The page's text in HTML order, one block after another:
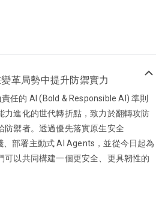
革局勢中提升防禦實力
任的 AI (Bold & Responsible AI) 準則
力進化的世代轉折點，致力於翻轉攻防
防禦者。透過優先落實原生安全
部署主動式 AI Agents，並從今日起為
可以共同構建一個更安全、更具韌性的
keyboard_arrow_up